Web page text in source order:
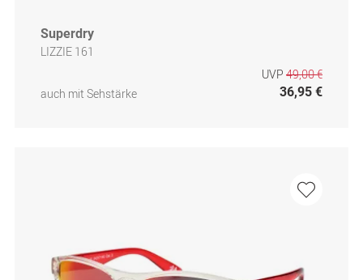
Superdry
LIZZIE 161
auch mit Sehstärke
UVP 49,00 €
36,95 €